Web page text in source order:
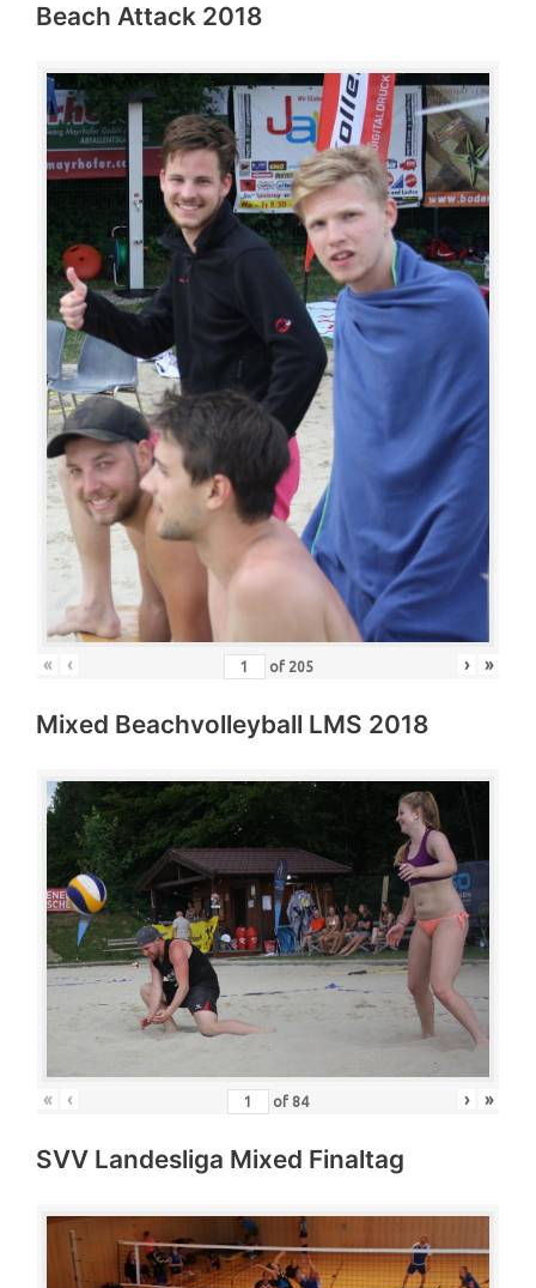
Beach Attack 2018
« ‹ of 205 › »
Mixed Beachvolleyball LMS 2018
« ‹ of 84 › »
SVV Landesliga Mixed Finaltag